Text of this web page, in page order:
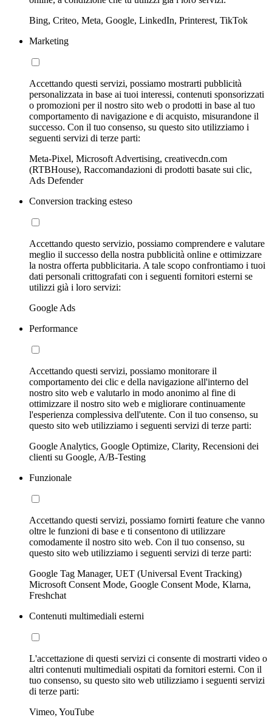
Bing, Criteo, Meta, Google, LinkedIn, Printerest, TikTok
Marketing
Accettando questi servizi, possiamo mostrarti pubblicità
personalizzata in base ai tuoi interessi, contenuti sponsorizzati
o promozioni per il nostro sito web o prodotti in base al tuo
comportamento di navigazione e di acquisto, misurandone il
successo. Con il tuo consenso, su questo sito utilizziamo i
seguenti servizi di terze parti:
Meta-Pixel, Microsoft Advertising, creativecdn.com
(RTBHouse), Raccomandazioni di prodotti basate sui clic,
Ads Defender
Conversion tracking esteso
Accettando questo servizio, possiamo comprendere e valutare
meglio il successo della nostra pubblicità online e ottimizzare
la nostra offerta pubblicitaria. A tale scopo confrontiamo i tuoi
dati personali crittografati con i seguenti fornitori esterni se
utilizzi già i loro servizi:
Google Ads
Performance
Accettando questi servizi, possiamo monitorare il
comportamento dei clic e della navigazione all'interno del
nostro sito web e valutarlo in modo anonimo al fine di
ottimizzare il nostro sito web e migliorare continuamente
l'esperienza complessiva dell'utente. Con il tuo consenso, su
questo sito web utilizziamo i seguenti servizi di terze parti:
Google Analytics, Google Optimize, Clarity, Recensioni dei
clienti su Google, A/B-Testing
Funzionale
Accettando questi servizi, possiamo fornirti feature che vanno
oltre le funzioni di base e ti consentono di utilizzare
comodamente il nostro sito web. Con il tuo consenso, su
questo sito web utilizziamo i seguenti servizi di terze parti:
Google Tag Manager, UET (Universal Event Tracking)
Microsoft Consent Mode, Google Consent Mode, Klarna,
Freshchat
Contenuti multimediali esterni
L'accettazione di questi servizi ci consente di mostrarti video o
altri contenuti multimediali ospitati da fornitori esterni. Con il
tuo consenso, su questo sito web utilizziamo i seguenti servizi
di terze parti:
Vimeo, YouTube